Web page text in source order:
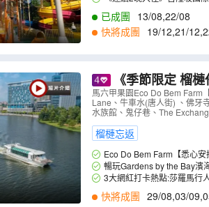
已成團 13/08,22/08
快將成團 19/12,21/12,
《季節限定 榴
by the Bay濱海灣
馬六甲果園Eco Do Bem Farm
Lane、牛車水(唐人街) 、佛牙
水族館、鬼仔巷、The
榴槤忘返
Eco Do Bem Farm【悉心
人、XO、葫蘆等
暢玩Gardens by the Bay濱
快將成團 29/08,03/09,